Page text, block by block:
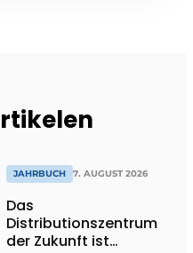
JAHRBUCH 7. AUGUST 2026
Das
Distributionszentrum
der Zukunft ist